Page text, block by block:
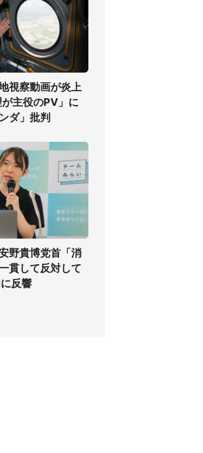
視察動画が炎上
主役のPV」に
ダ」批判
野貴博党首「消
貫して反対して
反響